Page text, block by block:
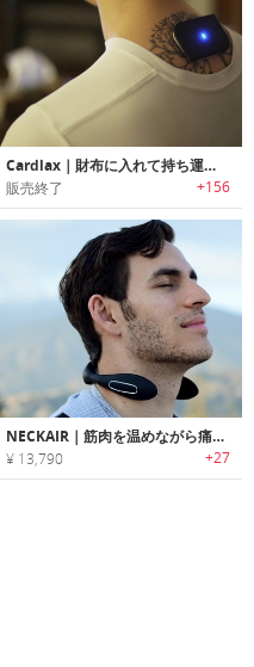
Cardlax｜財布に入れて持ち運び可能なカードサイズ電気マッサージャー「カードラックス」
販売終了 +156
NECKAIR｜筋肉を温めながら痛みを和らげるEMSネックマッサージャー「ネックエアー」
¥ 13,790 +27